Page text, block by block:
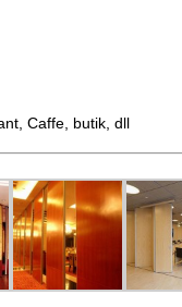
Caffe, butik, dll